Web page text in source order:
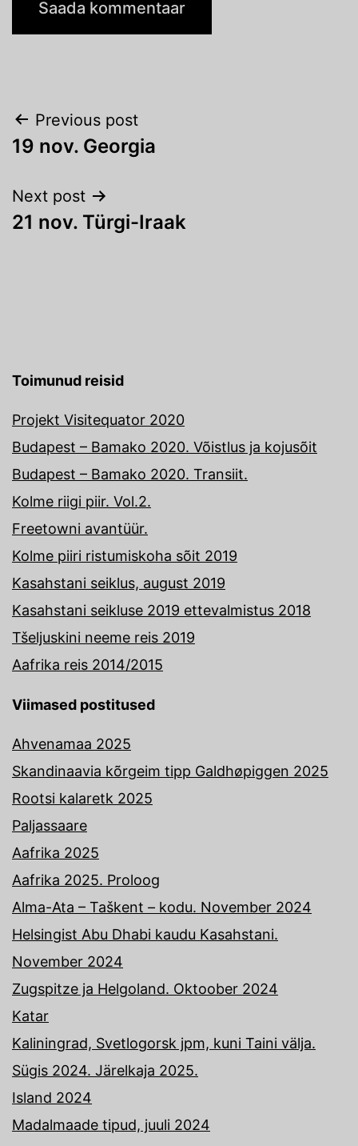
Navigeerimine
Previous post
19 nov. Georgia
Next post
21 nov. Türgi-Iraak
Toimunud reisid
Projekt Visitequator 2020
Budapest – Bamako 2020. Võistlus ja kojusõit
Budapest – Bamako 2020. Transiit.
Kolme riigi piir. Vol.2.
Freetowni avantüür.
Kolme piiri ristumiskoha sõit 2019
Kasahstani seiklus, august 2019
Kasahstani seikluse 2019 ettevalmistus 2018
Tšeljuskini neeme reis 2019
Aafrika reis 2014/2015
Viimased postitused
Ahvenamaa 2025
Skandinaavia kõrgeim tipp Galdhøpiggen 2025
Rootsi kalaretk 2025
Paljassaare
Aafrika 2025
Aafrika 2025. Proloog
Alma-Ata – Taškent – kodu. November 2024
Helsingist Abu Dhabi kaudu Kasahstani.
November 2024
Zugspitze ja Helgoland. Oktoober 2024
Katar
Kaliningrad, Svetlogorsk jpm, kuni Taini välja.
Sügis 2024. Järelkaja 2025.
Island 2024
Madalmaade tipud, juuli 2024